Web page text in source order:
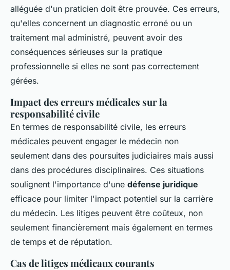
alléguée d'un praticien doit être prouvée. Ces erreurs,
qu'elles concernent un diagnostic erroné ou un
traitement mal administré, peuvent avoir des
conséquences sérieuses sur la pratique
professionnelle si elles ne sont pas correctement
gérées.
Impact des erreurs médicales sur la
responsabilité civile
En termes de responsabilité civile, les erreurs
médicales peuvent engager le médecin non
seulement dans des poursuites judiciaires mais aussi
dans des procédures disciplinaires. Ces situations
soulignent l'importance d'une défense juridique
efficace pour limiter l'impact potentiel sur la carrière
du médecin. Les litiges peuvent être coûteux, non
seulement financièrement mais également en termes
de temps et de réputation.
Cas de litiges médicaux courants